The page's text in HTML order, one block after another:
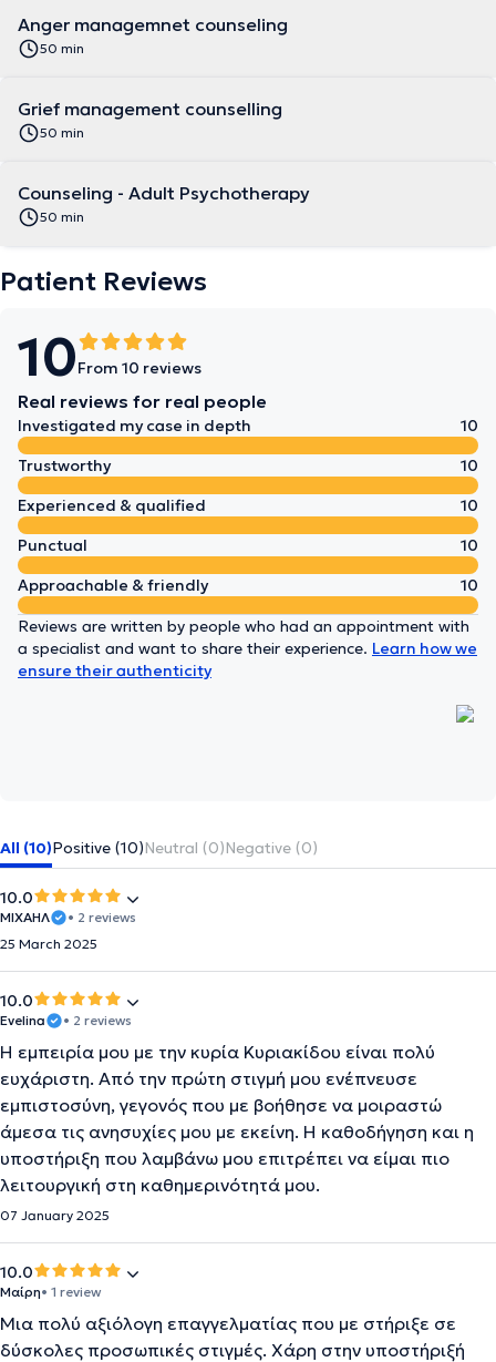
Anger managemnet counseling
50 min
Grief management counselling
50 min
Counseling - Adult Psychotherapy
50 min
Patient Reviews
10From 10 reviews
Real reviews for real people
Investigated my case in depth
10
Trustworthy
10
Experienced & qualified
10
Punctual
10
Approachable & friendly
10
Reviews are written by people who had an appointment with
a specialist and want to share their experience. Learn how we
ensure their authenticity
All (10)Positive (10)Neutral (0)Negative (0)
10.0
ΜΙΧΑΗΛ
• 2 reviews
25 March 2025
10.0
Evelina • 2 reviews
Η εμπειρία μου με την κυρία Κυριακίδου είναι πολύ
ευχάριστη. Από την πρώτη στιγμή μου ενέπνευσε
εμπιστοσύνη, γεγονός που με βοήθησε να μοιραστώ
άμεσα τις ανησυχίες μου με εκείνη. Η καθοδήγηση και η
υποστήριξη που λαμβάνω μου επιτρέπει να είμαι πιο
λειτουργική στη καθημερινότητά μου.
07 January 2025
10.0
Μαίρη• 1 review
Μια πολύ αξιόλογη επαγγελματίας που με στήριξε σε
δύσκολες προσωπικές στιγμές. Χάρη στην υποστήριξή